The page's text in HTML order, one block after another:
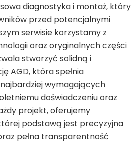
diagnostyka i montaż, który
przed potencjalnymi
serwisie korzystamy z
oraz oryginalnych części
stworzyć solidną i
AGD, która spełnia
wymagających
doświadczeniu oraz
projekt, oferujemy
podstawą jest precyzyjna
pełna transparentność